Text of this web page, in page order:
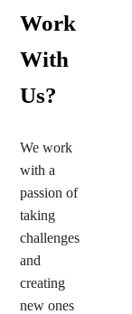
Work
With
Us?
We work
with a
passion of
taking
challenges
and
creating
new ones